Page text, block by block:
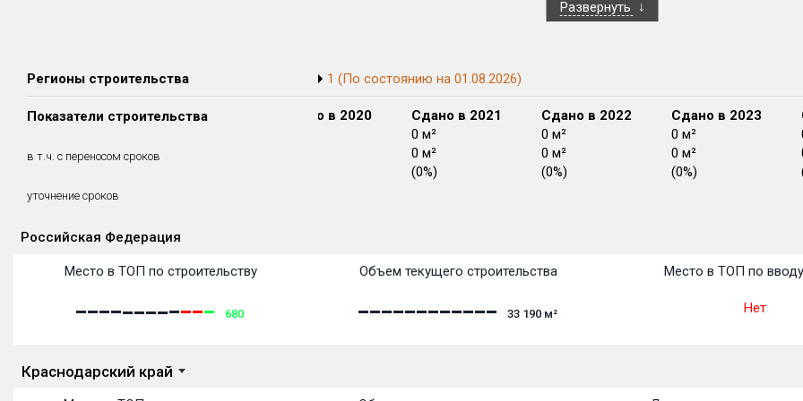
Развернуть
Регионы строительства 1 (По состоянию на 01.08.2026)
Показатели строительства
в т.ч. с переносом сроков
уточнение сроков
Сдано в 2018
0 м²
Сдано в 2019
0 м²
Сдано в 2020
Сдано в 2021
0 м²
0 м²
(0%)
Сдано в 2022
0 м²
0 м²
(0%)
Сдано в 2023
0 м²
0 м²
(0%)
Российская Федерация
Место в ТОП по строительству
680
Объем текущего строительства
33 190 м²
Место в ТОП по
Нет
Краснодарский край